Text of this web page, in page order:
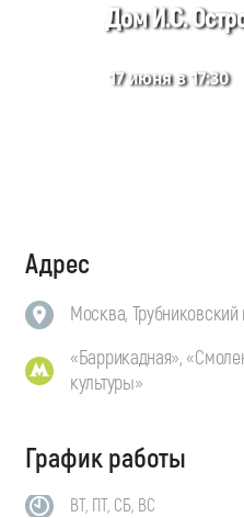
Дом И.С.
17 июня в 17:30
Адрес
Москва, Трубниковский
«Баррикадная»,
культуры»
График работы
ВТ, ПТ, СБ, ВС